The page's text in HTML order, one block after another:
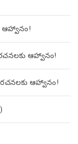
ఆహ్వానం!
ఆహ్వానం!
ఆహ్వానం!